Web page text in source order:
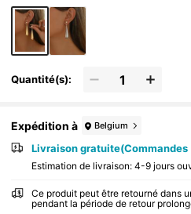
Quantité(s):
Expédition à Belgium
Livraison
Estimation de livraison: 4-9 jours
Ce produit peut être retourné dans
pendant la période de retour